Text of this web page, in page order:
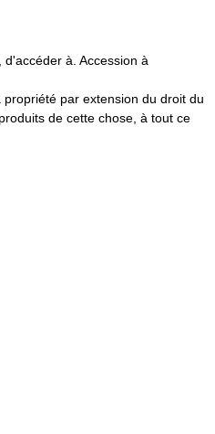
à. Accession à
par extension du droit du
de cette chose, à tout ce